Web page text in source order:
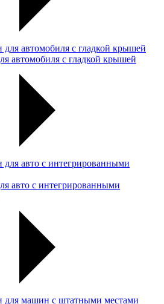
автомобиля с гладкой крышей
авто с интегрированными